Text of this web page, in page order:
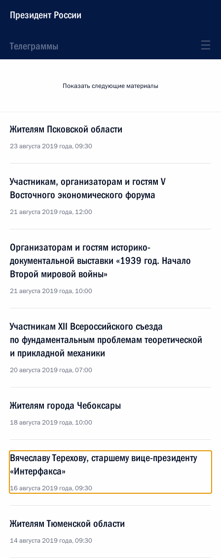
Президент России
Телеграммы
Показать следующие материалы
Жителям Псковской области
23 августа 2019 года, 09:30
Участникам, организаторам и гостям V
Восточного экономического форума
21 августа 2019 года, 12:00
Организаторам и гостям историко-
документальной выставки «1939 год. Начало
Второй мировой войны»
21 августа 2019 года, 10:00
Участникам XII Всероссийского съезда
по фундаментальным проблемам теоретической
и прикладной механики
20 августа 2019 года, 07:00
Жителям города Чебоксары
18 августа 2019 года, 10:00
Вячеславу Терехову, старшему вице-президенту
«Интерфакса»
16 августа 2019 года, 09:30
Жителям Тюменской области
14 августа 2019 года, 09:30